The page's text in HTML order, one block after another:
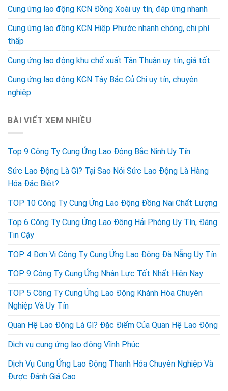
Cung ứng lao động KCN Đồng Xoài uy tín, đáp ứng nhanh
Cung ứng lao động KCN Hiệp Phước nhanh chóng, chi phí
thấp
Cung ứng lao động khu chế xuất Tân Thuận uy tín, giá tốt
Cung ứng lao động KCN Tây Bắc Củ Chi uy tín, chuyên
nghiệp
BÀI VIẾT XEM NHIỀU
Top 9 Công Ty Cung Ứng Lao Động Bắc Ninh Uy Tín
Sức Lao Động Là Gì? Tại Sao Nói Sức Lao Động Là Hàng
Hóa Đặc Biệt?
TOP 10 Công Ty Cung Ứng Lao Động Đồng Nai Chất Lượng
Top 6 Công Ty Cung Ứng Lao Động Hải Phòng Uy Tín, Đáng
Tin Cậy
TOP 4 Đơn Vị Công Ty Cung Ứng Lao Động Đà Nẵng Uy Tín
TOP 9 Công Ty Cung Ứng Nhân Lực Tốt Nhất Hiện Nay
TOP 5 Công Ty Cung Ứng Lao Động Khánh Hòa Chuyên
Nghiệp Và Uy Tín
Quan Hệ Lao Động Là Gì? Đặc Điểm Của Quan Hệ Lao Động
Dịch vụ cung ứng lao động Vĩnh Phúc
Dịch Vụ Cung Ứng Lao Động Thanh Hóa Chuyên Nghiệp Và
Được Đánh Giá Cao